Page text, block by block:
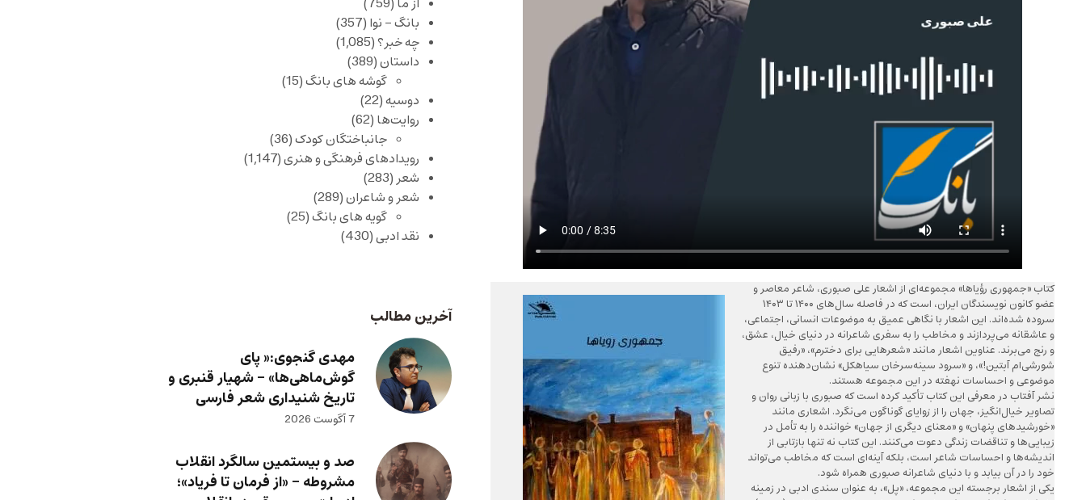
کتاب «جمهوری رؤیاها» مجموعه‌ای از اشعار علی صبوری، شاعر معاصر و
عضو کانون نویسندگان ایران، است که در فاصله سال‌های ۱۴۰۰ تا ۱۴۰۳
سروده شده‌اند. این اشعار با نگاهی عمیق به موضوعات انسانی، اجتماعی،
و عاشقانه می‌پردازند و مخاطب را به سفری شاعرانه در دنیای خیال، عشق،
و رنج می‌برند. عناوین اشعار مانند «شعرهایی برای دخترم»، «رفیق
شورشی‌ام آبتین!»، و «سرود سینه‌سرخان سیاهکل» نشان‌دهنده تنوع
موضوعی و احساسات نهفته در این مجموعه هستند.
نشر آفتاب در معرفی این کتاب تأکید کرده است که صبوری با زبانی روان و
تصاویر خیال‌انگیز، جهان را از زوایای گوناگون می‌نگرد. اشعاری مانند
«خورشیدهای پنهان» و «معنای دیگری از جهان» خواننده را به تأمل در
زیبایی‌ها و تناقضات زندگی دعوت می‌کنند. این کتاب نه تنها بازتابی از
اندیشه‌ها و احساسات شاعر است، بلکه آینه‌ای است که مخاطب می‌تواند
خود را در آن بیابد و با دنیای شاعرانه صبوری همراه شود.
یکی از اشعار برجسته این مجموعه، «پل»، به عنوان سندی ادبی در زمینه
از ما (759)
بانگ – نوا (357)
چه خبر؟(1,085)
داستان(389)
گوشه های بانگ(15)
دوسیه(22)
روایت‌ها (62)
جانباختگان کودک(36)
رویدادهای فرهنگی و هنری(1,147)
شعر(283)
شعر و شاعران(289)
گویه های بانگ(25)
نقد ادبی(430)
آخرین مطالب
مهدی گنجوی:« پای
گوش‌ماهی‌ها» – شهیار قنبری و
تاریخ شنیداری شعر فارسی
7 آگوست 2026
صد و بیستمین سالگرد انقلاب
مشروطه – «از فرمان تا فریاد»؛